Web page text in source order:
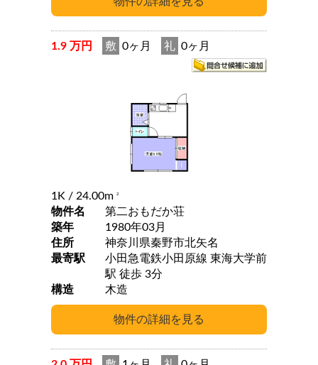
1.9 万円 敷 0ヶ月 礼 0ヶ月
1K / 24.00m 2
物件名
第二おもだか荘
築年
1980年03月
住所
神奈川県秦野市北矢名
最寄駅
小田急電鉄小田原線 東海大学前
駅 徒歩 3分
構造
木造